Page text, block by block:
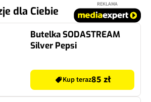
dla Ciebie
REKLAMA
Butelka SODASTREAM
Silver Pepsi
Kup teraz85 zł